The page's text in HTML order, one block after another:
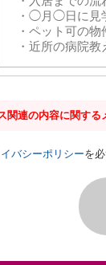
関連の内容に関す
バシーポリシーを